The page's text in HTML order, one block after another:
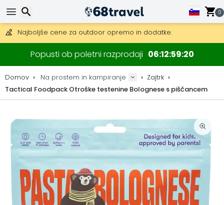
0
Na voljo je tudi DHL Express čez noč.
30 dni za vračilo, 90 dni za lesene zemljevide in dekoracije.
Najboljše cene za outdoor opremo in dodatke.
Popusti ob poletni razprodaji 06125920
Domov Na prostem in kampiranje
Zajtrk
Tactical Foodpack Otroške testenine Bolognese s piščancem
Iskanje